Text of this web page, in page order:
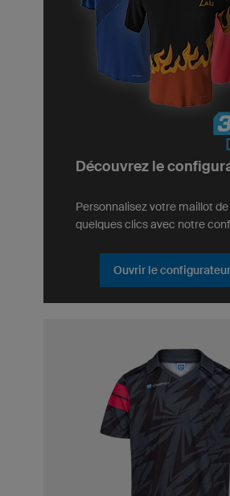
Découvrez le
Personnalisez votre maillot
quelques clics avec notre
Ouvrir le